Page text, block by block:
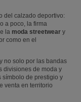
del calzado deportivo:
a poco, la firma
la moda streetwear y
como en el
no solo por las bandas
divisiones de moda y
símbolo de prestigio y
venta en territorio